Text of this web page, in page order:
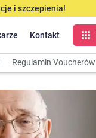
i szczepienia!
Kontakt
Regulamin Voucherów